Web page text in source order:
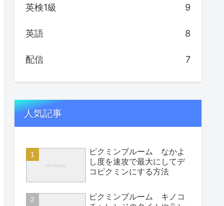
英検1級 9
英語 8
配信 7
人気記事
ピクミンブルーム なかよ
し度を速攻で最大にしてデ
コピクミンにする方法
ピクミンブルーム キノコ